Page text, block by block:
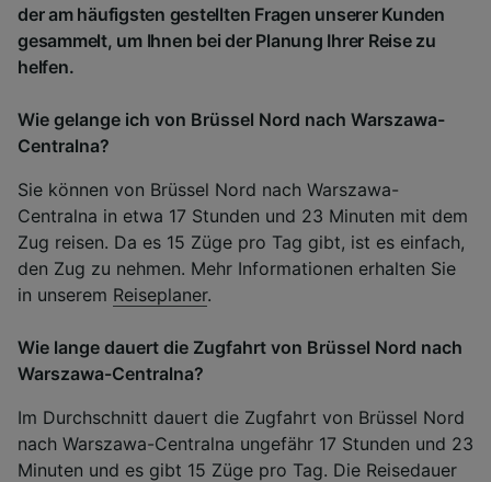
der am häufigsten gestellten Fragen unserer Kunden
gesammelt, um Ihnen bei der Planung Ihrer Reise zu
helfen.
Wie gelange ich von Brüssel Nord nach Warszawa-
Centralna?
Sie können von Brüssel Nord nach Warszawa-
Centralna in etwa 17 Stunden und 23 Minuten mit dem
Zug reisen. Da es 15 Züge pro Tag gibt, ist es einfach,
den Zug zu nehmen. Mehr Informationen erhalten Sie
in unserem Reiseplaner.
Wie lange dauert die Zugfahrt von Brüssel Nord nach
Warszawa-Centralna?
Im Durchschnitt dauert die Zugfahrt von Brüssel Nord
nach Warszawa-Centralna ungefähr 17 Stunden und 23
Minuten und es gibt 15 Züge pro Tag. Die Reisedauer